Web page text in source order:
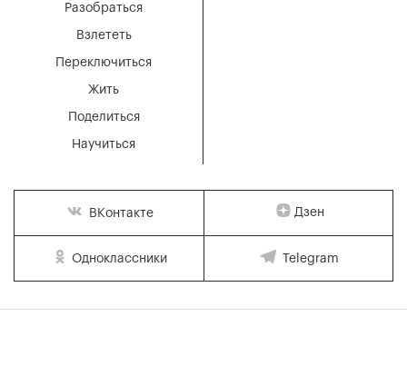
Разобраться
Взлететь
Переключиться
Жить
Поделиться
Научиться
ВКонтакте Дзен
Одноклассники Telegram